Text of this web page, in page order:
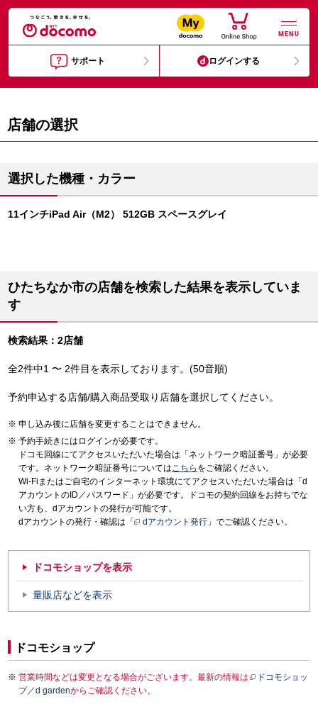
MENU
サポート ログインする
店舗の選択
選択した機種・カラー
11インチiPad Air（M2） 512GB スペースグレイ
ひたちなか市の店舗を検索した結果を表示していま
す
検索結果：2店舗
全2件中1 〜 2件目を表示しております。(50音順)
予約申込する店舗/購入商品受取り店舗を選択してください。
申し込み後に店舗を変更することはできません。
予約手続きにはログインが必要です。
ドコモ回線にてアクセスいただいた場合は「ネットワーク暗証番号」が必要
です。ネットワーク暗証番号についてはこちら をご確認ください。
Wi-Fiまたはご自宅のインターネット環境にてアクセスいただいた場合は「d
アカウントのID／パスワード」が必要です。ドコモの契約回線をお持ちでな
い方も、dアカウントの発行が可能です。
dアカウントの発行・確認は「
dアカウント発行 」でご確認ください。
ドコモショップを表示
量販店などを表示
ドコモショップ
営業時間などは変更となる場合がございます。最新の情報は
ドコモショッ
プ／d gardenからご確認ください。